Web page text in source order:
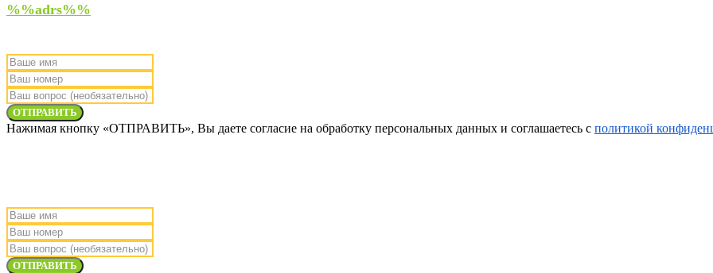
%%adrs%%
ОТПРАВИТЬ
Нажимая кнопку «ОТПРАВИТЬ», Вы даете согласие на обработку персональных данных и соглашаетесь с политикой
ОТПРАВИТЬ